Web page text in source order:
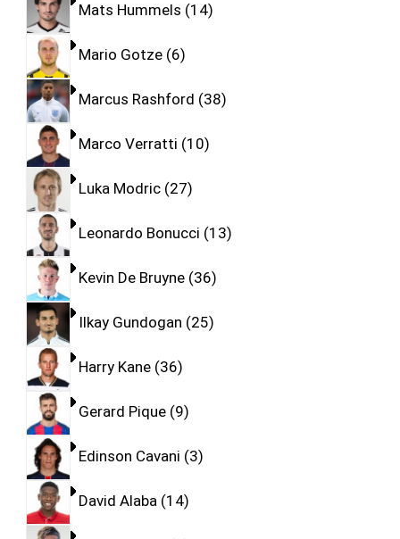
Mats Hummels 14
Mario Gotze 6
Marcus Rashford 38
Marco Verratti 10
Luka Modric 27
Leonardo Bonucci 13
Kevin De Bruyne 36
Ilkay Gundogan 25
Harry Kane 36
Gerard Pique 9
Edinson Cavani 3
David Alaba 14